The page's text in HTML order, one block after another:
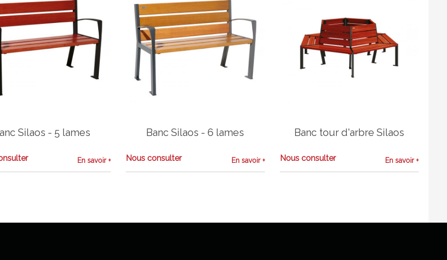
Silaos - 5 lames
En savoir +
Banc Silaos - 6 lames
Nous consulter En savoir +
Banc tour d'arbre Silaos
Nous consulter En savoir +